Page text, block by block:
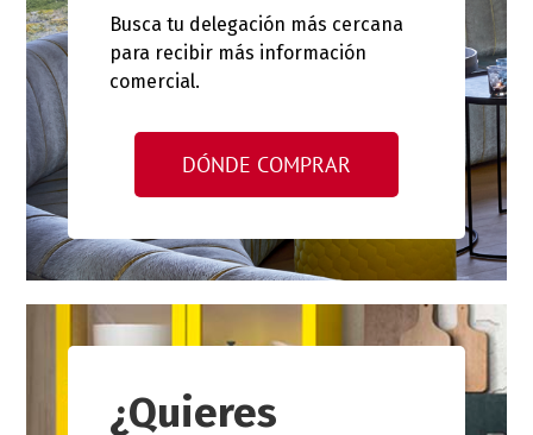
Busca tu delegación más cercana
para recibir más información
comercial.
DÓNDE COMPRAR
¿Quieres